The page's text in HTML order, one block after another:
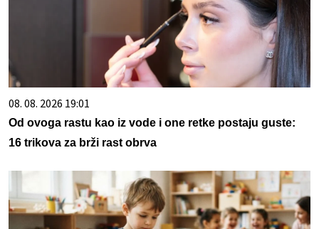
08. 08. 2026 19:01
Od ovoga rastu kao iz vode i one retke postaju guste:
16 trikova za brži rast obrva